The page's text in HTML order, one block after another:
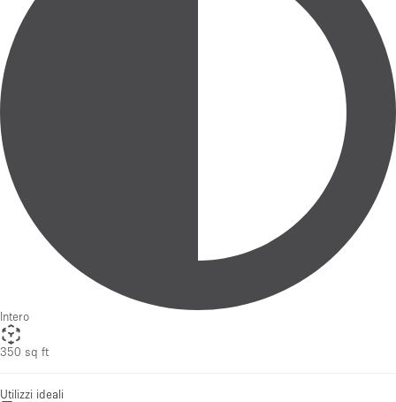
Intero
350 sq ft
Utilizzi ideali